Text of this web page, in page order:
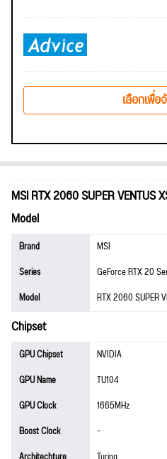
เลือกเพื่อ
MSI RTX 2060 SUPER VENTUS
Model
Brand
MSI
Series
GeForce RTX 20
Model
RTX 2060 SUPER
Chipset
GPU Chipset
NVIDIA
GPU Name
TU104
GPU Clock
1665MHz
Boost Clock
-